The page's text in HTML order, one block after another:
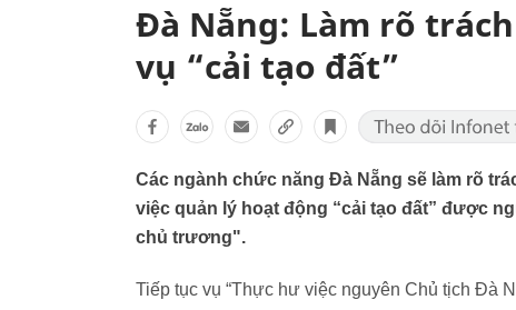
Đà Nẵng: Làm rõ
vụ “cải tạo đất”
Các ngành chức năng Đà Nẵng sẽ làm rõ
việc quản lý hoạt động “cải tạo đất” được
chủ trương".
Tiếp tục vụ “Thực hư việc nguyên Chủ tịch Đà